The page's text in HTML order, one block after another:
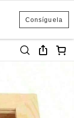
Consíguela